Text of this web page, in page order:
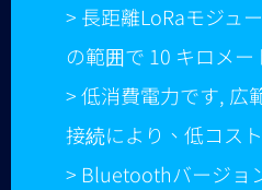
> 長距離LoRaモジュ
の範囲で 10 キロメー
> 低消費電力です, 広
接続により、低コス
> Bluetoothバージョ